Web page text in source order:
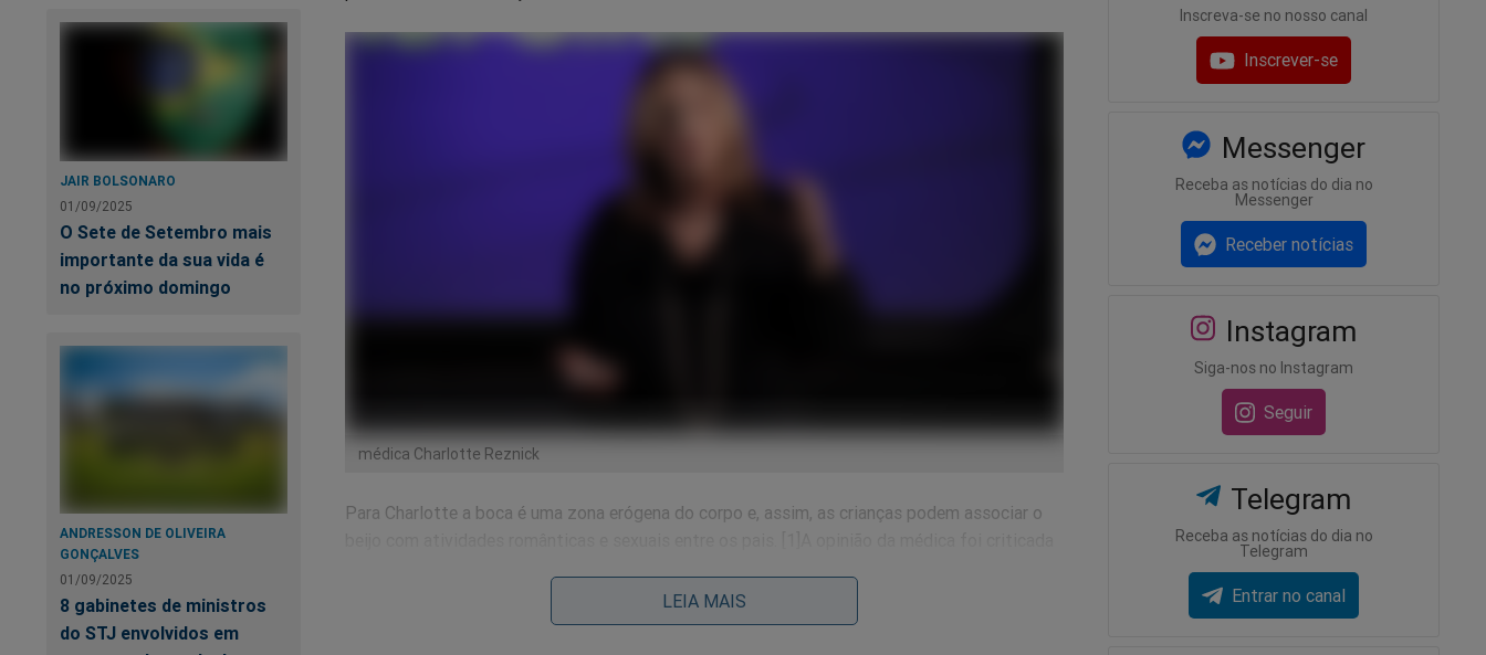
JAIR BOLSONARO
01/09/2025
O Sete de Setembro mais
importante da sua vida é
no próximo domingo
ANDRESSON DE OLIVEIRA
GONÇALVES
01/09/2025
8 gabinetes de ministros
do STJ envolvidos em
médica Charlotte Reznick
Para Charlotte a boca é uma zona erógena do corpo e, assim, as crianças podem associar o
impossível um “selinho” confundir a cabeça dos filhos. Se fosse assim , profere McComarck, a
amamentação traria mais confusão. Aliás, em 2013, Mayim Bialik, que interpreta a cientista
LEIA MAIS
Inscreva-se no nosso canal
Inscrever-se
Messenger
Receba as notícias do dia no
Messenger
Receber notícias
Instagram
Siga-nos no Instagram
Seguir
Telegram
Receba as notícias do dia no
Telegram
Entrar no canal